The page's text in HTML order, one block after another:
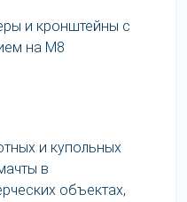
и кронштейны с
на M8
и купольных
в
объектах,